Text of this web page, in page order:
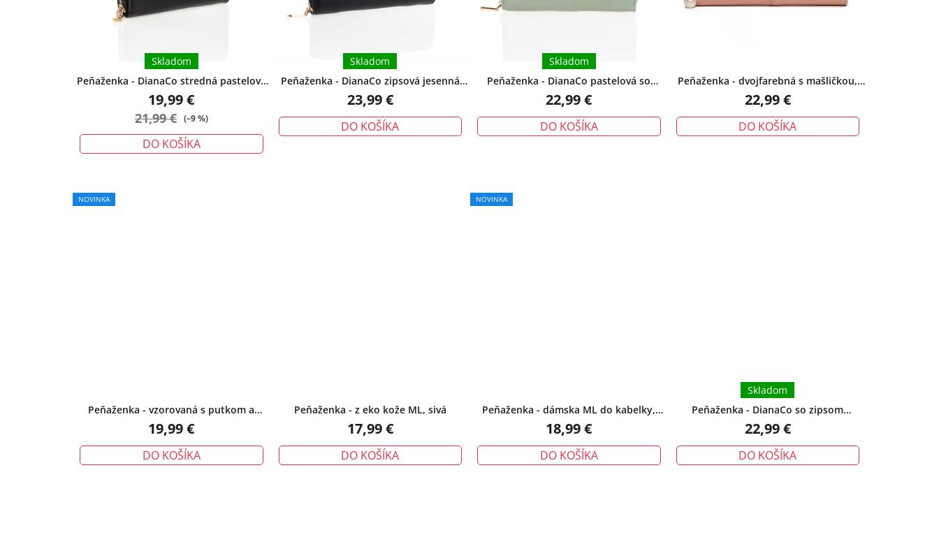
Peňaženka - DianaCo stredná pastelová
letná čierna
Skladom
19,99 €
21,99 € (–9 %)
DO KOŠÍKA
Peňaženka - DianaCo zipsová jesenná
edícia čierna
Skladom
23,99 €
DO KOŠÍKA
Peňaženka - DianaCo pastelová so
zipsom zelená
Skladom
22,99 €
DO KOŠÍKA
Peňaženka - dvojfarebná s mašličkou,
ružová
22,99 €
DO KOŠÍKA
NOVINKA
Peňaženka - vzorovaná s putkom a
oraganizérom na karty, čierna
19,99 €
DO KOŠÍKA
Peňaženka - z eko kože ML, sivá
17,99 €
DO KOŠÍKA
NOVINKA
Peňaženka - dámska ML do kabelky,
béžová
18,99 €
DO KOŠÍKA
Peňaženka - DianaCo so zipsom
elegantná žltá
Skladom
22,99 €
DO KOŠÍKA